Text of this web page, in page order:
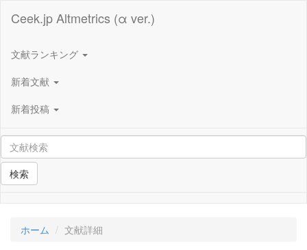
Ceek.jp Altmetrics (α ver.)
文献ランキング
新着文献
新着投稿
検索
ホーム 文献詳細